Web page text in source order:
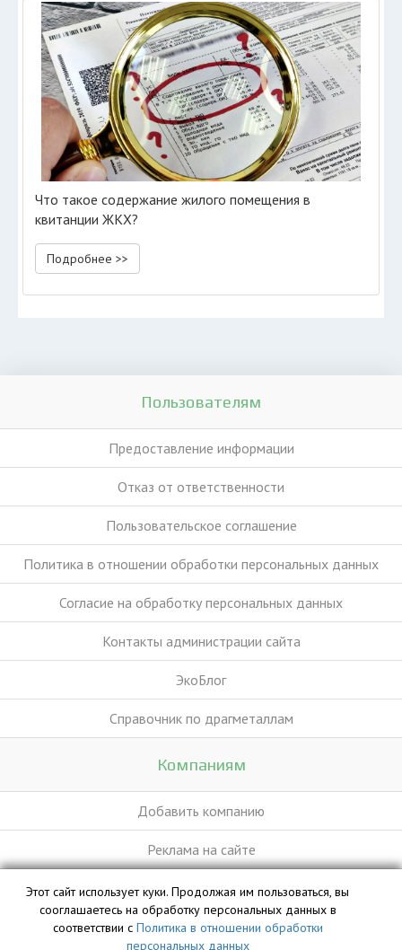
Что такое содержание жилого помещения в
квитанции ЖКХ?
Подробнее >>
Пользователям
Предоставление информации
Отказ от ответственности
Пользовательское соглашение
Политика в отношении обработки персональных данных
Согласие на обработку персональных данных
Контакты администрации сайта
ЭкоБлог
Справочник по драгметаллам
Компаниям
Добавить компанию
Реклама на сайте
База данных сайта vyvoz.org является интеллектуальной
собственностью ООО «Профит» и охраняется законом.
Этот сайт использует куки. Продолжая им пользоваться, вы
сооглашаетесь на обработку персональных данных в
соответствии с Политика в отношении обработки
персональных данных